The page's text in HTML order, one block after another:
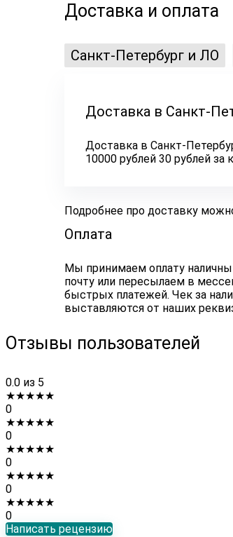
Доставка и оплата
Санкт-Петербург и ЛО
Доставка в Санкт-
Доставка в Санкт-
10000 рублей 30 рублей
Подробнее про доставку
Оплата
Мы принимаем оплату
почту или пересылаем в
быстрых платежей. Чек за
выставляются от наших
Отзывы пользователей
0.0 из 5
★★★★★
0
★★★★★
0
★★★★★
0
★★★★★
0
★★★★★
0
Написать рецензию